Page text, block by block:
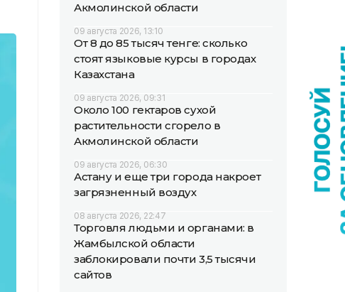
Акмолинской области
09 августа 2026, 13:10
От 8 до 85 тысяч тенге: сколько
стоят языковые курсы в городах
Казахстана
09 августа 2026, 09:31
Около 100 гектаров сухой
растительности сгорело в
Акмолинской области
09 августа 2026, 06:30
Астану и еще три города накроет
загрязненный воздух
08 августа 2026, 22:47
Торговля людьми и органами: в
Жамбылской области
заблокировали почти 3,5 тысячи
сайтов